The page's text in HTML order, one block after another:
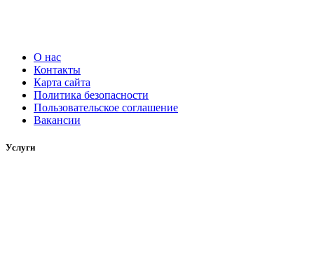
О нас
Контакты
Карта сайта
Политика безопасности
Пользовательское соглашение
Вакансии
Услуги